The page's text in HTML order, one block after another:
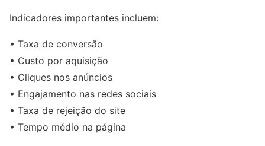
Indicadores importantes incluem:
• Taxa de conversão
• Custo por aquisição
• Cliques nos anúncios
• Engajamento nas redes sociais
• Taxa de rejeição do site
• Tempo médio na página